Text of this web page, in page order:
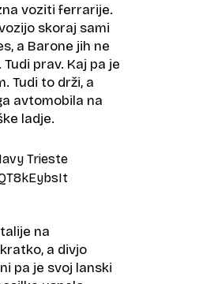
voziti ferrarije.
skoraj sami
a Barone jih ne
prav. Kaj pa je
Tudi to drži, a
avtomobila na
ladje.
Trieste
na
a divjo
pa je svoj lanski